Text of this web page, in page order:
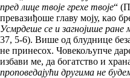
пред лице твоје грехе твоје“
превазиђоше главу моју, као
Усмрдеше се и загнојише ране
37, 5-6). Више од блуднице
не принесох. Човекољупче
избави ме, да богатство и
проповедајући другима не